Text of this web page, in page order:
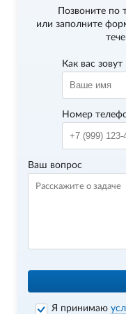
Позвоните по
или заполните
Как вас зовут
Номер
Ваш вопрос
Я принимаю